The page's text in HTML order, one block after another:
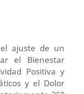
ajuste de un
el Bienestar
Positiva y
y el Dolor